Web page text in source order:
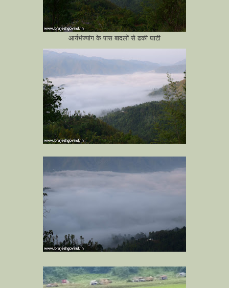
आर्यभंज्यांग के पास बादलों से ढकी घाटी